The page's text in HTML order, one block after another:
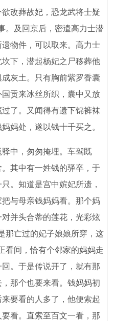
改葬故妃，恐龙武将士疑
。及回京后，密遣高力士潜
物件，可以取来。高力士
下，潜起杨妃之尸移葬他
灰土。只有胸前紫罗香囊
贡来冰丝所织，囊中又放
了。又闻得有遗下锦裤袜
妈处，遂以钱十千买之。
中，匆匆掩埋。车驾既
其中有一姓钱的驿卒，于
。知道是宫中嫔妃所遗，
与母亲钱妈妈看。那个妈
并头合蒂的莲花，光彩炫
那亡过的妃子娘娘所穿，这
看间，恰有个邻家的妈妈走
。于是传说开了，就有那
那个也要来看。钱妈妈初
要看的人多了，他便索起
看。直索至百文一看，那